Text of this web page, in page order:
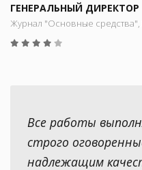
ГЕНЕРАЛЬНЫЙ ДИРЕКТОР
Журнал "Основные
Все работы
строго
надлежащим